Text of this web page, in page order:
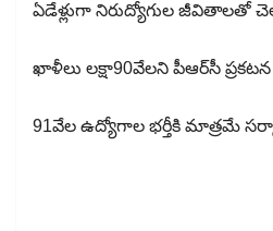
ఏడేళ్లుగా నిరుద్యోగుల జీవితాలతో
ఖాళీలు లక్షా90వేలని పీఆర్​సీ​ ప్రకటన
91వేల ఉద్యోగాల భర్తీకి మాత్రమే